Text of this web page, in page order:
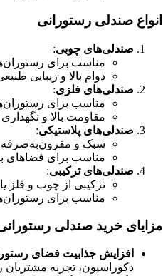
انواع صندلی رستورانی
صندلی‌های چوبی:
مناسب برای
دوام بالا و زیبایی
صندلی‌های فلزی:
مناسب برای
مقاومت بالا و
صندلی‌های پلاستیکی:
سبک و مقرون‌به‌صرفه
مناسب برای فضاهای
صندلی‌های ترکیبی:
ترکیبی از چوب و فلز
مناسب برای
مزایای خرید صندلی
افزایش جذابیت فضای
دکوراسیون، تجربه مشتریان